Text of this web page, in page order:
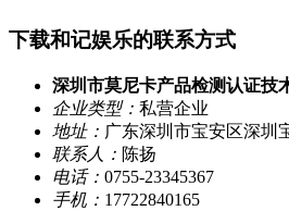
下载和记娱乐的联系方式
深圳市莫尼卡产品检测认证技
企业类型： 私营企业
地址： 广东深圳市宝安区深圳
联系人： 陈扬
电话： 0755-23345367
手机： 17722840165